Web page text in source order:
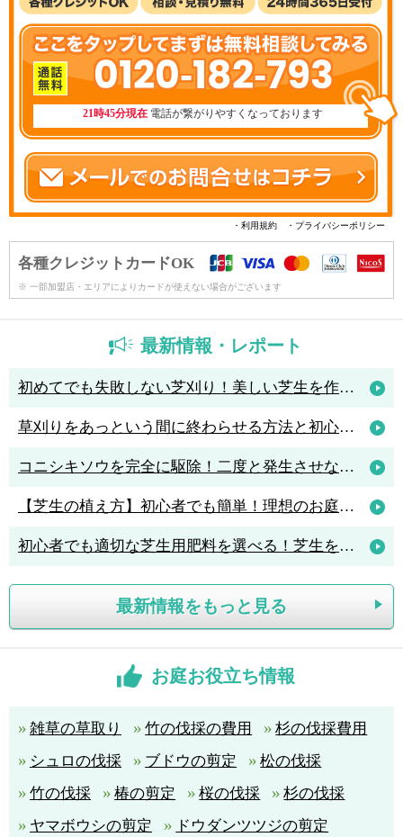
0120-182-793
21時45分現在 電話が繋がりやすくなっております
・利用規約 ・プライバシーポリシー
各種クレジットカードOK
※ 一部加盟店・エリアによりカードが使えない場合がございます
最新情報・レポート
初めてでも失敗しない芝刈り！美しい芝生を作るためのコツと人気の芝刈り機4選
草刈りをあっという間に終わらせる方法と初心者におすすめの草刈機3選
コニシキソウを完全に駆除！二度と発生させないポイントは「アリ駆除」
【芝生の植え方】初心者でも簡単！理想のお庭を作る植え方のポイント解説
初心者でも適切な芝生用肥料を選べる！芝生を元気に育てる肥料の知識
最新情報をもっと見る
お庭お役立ち情報
雑草の草取り 竹の伐採の費用
杉の伐採費用
シュロの伐採
ブドウの剪定
松の伐採
竹の伐採
椿の剪定 桜の伐採
杉の伐採
ヤマボウシの剪定
ドウダンツツジの剪定